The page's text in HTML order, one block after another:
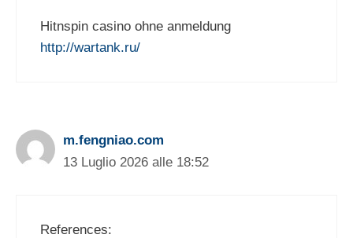
Hitnspin casino ohne anmeldung
http://wartank.ru/
m.fengniao.com
13 Luglio 2026 alle 18:52
References: